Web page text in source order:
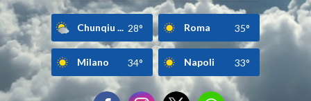
Chunqiu ... 28° Roma 35°
Milano 34° Napoli 33°